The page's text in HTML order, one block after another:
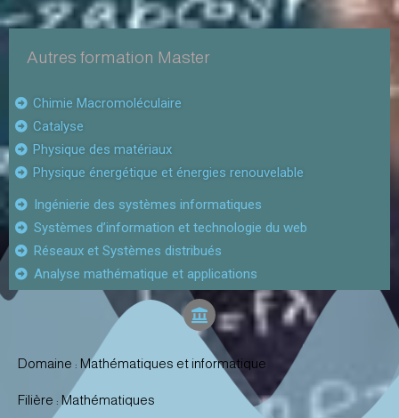
Autres formation Master
Chimie Macromoléculaire
Catalyse
Physique des matériaux​
Physique énergétique et énergies renouvelable
Ingénierie des systèmes informatiques
Systèmes d’information et technologie du web
Réseaux et Systèmes distribués
Analyse mathématique et applications
Domaine : Mathématiques et informatique
Filière : Mathématiques